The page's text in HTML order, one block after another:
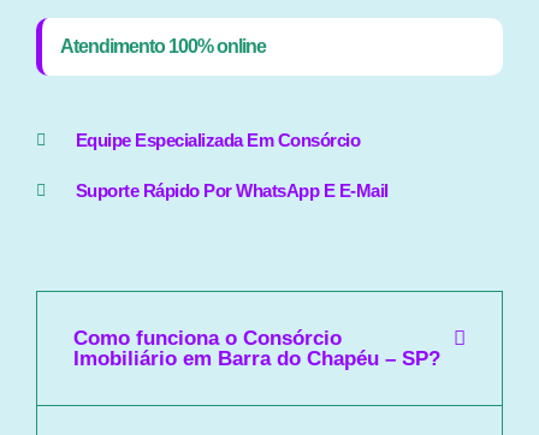
Atendimento 100% online
Equipe Especializada Em Consórcio
Suporte Rápido Por WhatsApp E E-Mail
Como funciona o Consórcio
Imobiliário em Barra do Chapéu – SP?